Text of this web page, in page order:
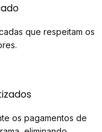
que respeitam os
os pagamentos de